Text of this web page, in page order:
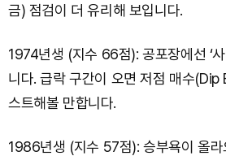
금) 점검이 더 유리해 보입니다.
1974년생 (지수 66점): 공포장에선 ‘사
니다. 급락 구간이 오면 저점 매수
스트해볼 만합니다.
1986년생 (지수 57점): 승부욕이 올